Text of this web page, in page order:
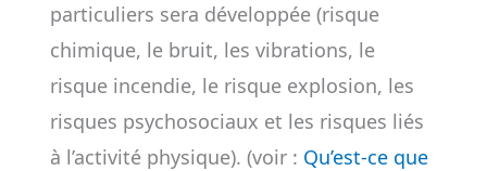
particuliers sera développée (risque
chimique, le bruit, les vibrations, le
risque incendie, le risque explosion, les
risques psychosociaux et les risques liés
à l’activité physique). (voir : Qu’est-ce que